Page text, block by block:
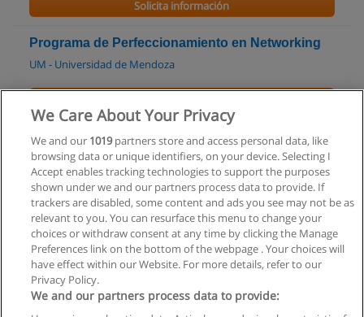
Solicita información
Programa de Perfeccionamiento en Networking
UM - Universidad de Mendoza
Tecnicatura Superior en Programación
UTN - Facultad Regional Mendoza
Solicita información
We Care About Your Privacy
We and our 1019partners store and access personal data, like
browsing data or unique identifiers, on your device. Selecting I
Accept enables tracking technologies to support the purposes
shown under we and our partners process data to provide. If
trackers are disabled, some content and ads you see may not be as
relevant to you. You can resurface this menu to change your
choices or withdraw consent at any time by clicking the Manage
Preferences link on the bottom of the webpage . Your choices will
have effect within our Website. For more details, refer to our
Privacy Policy.
We and our partners process data to provide: